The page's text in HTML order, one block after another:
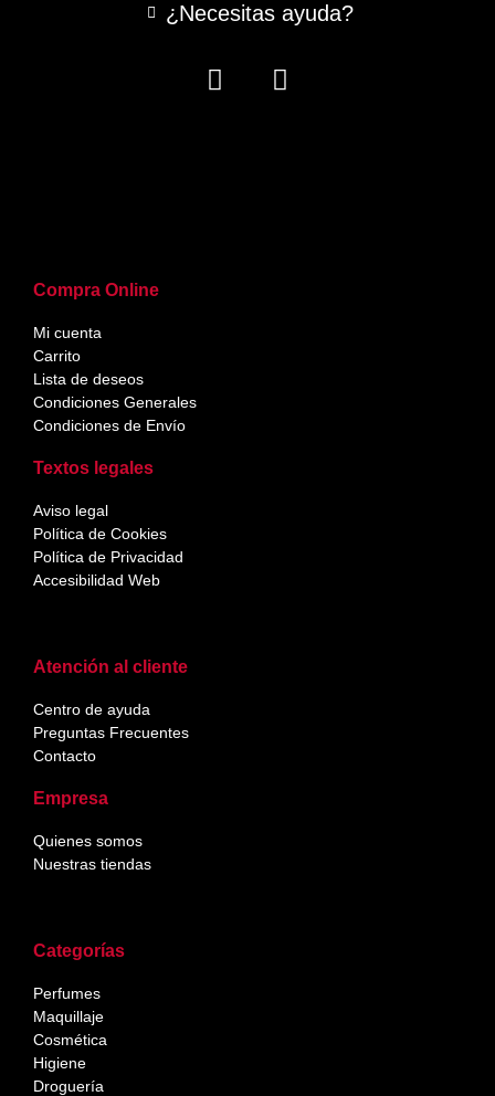
Categorías
Perfumes
Maquillaje
Cosmética
Higiene
Droguería
Atención al cliente
Centro de ayuda
Preguntas Frecuentes
Contacto
Empresa
Quienes somos
Nuestras tiendas
Compra Online
Mi cuenta
Carrito
Lista de deseos
Condiciones Generales
Condiciones de Envío
Textos legales
Aviso legal
Política de Cookies
Política de Privacidad
Accesibilidad Web
¿Necesitas ayuda?